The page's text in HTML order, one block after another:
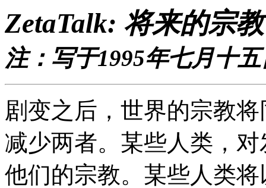
ZetaTalk: 将来的宗教
注：写于1995年七月十
剧变之后，世界的宗教
减少两者。某些人类，
他们的宗教。某些人类